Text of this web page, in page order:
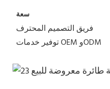
سعة
فريق التصميم المحترف
توفير خدمات OEM وODM